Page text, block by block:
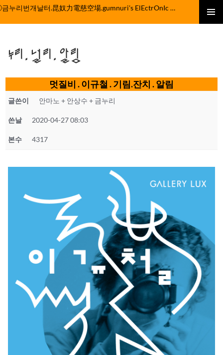
컨
뛰
기
ⓒ금누리번개날터.昆奴力電慈空場.gumnuri's ElEctrOnIc fActOrY
누리.널리.알림
멋질비 . 이규철 . 기림.잔치 . 알림
글쓴이 안마노 + 안상수 + 금누리
쓴날 2020-04-27 08:03
본수 4317